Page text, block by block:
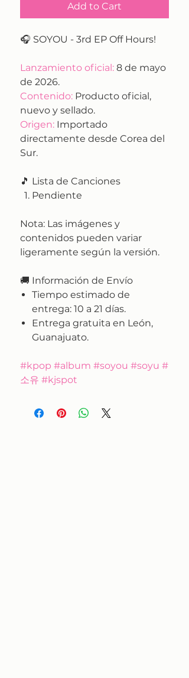
Add to Cart
🎧 SOYOU - 3rd EP Off Hours!
Lanzamiento oficial: 8 de mayo
de 2026.
Contenido: Producto oficial,
nuevo y sellado.
Origen: Importado
directamente desde Corea del
Sur.
🎵 Lista de Canciones
Pendiente
Nota: Las imágenes y
contenidos pueden variar
ligeramente según la versión.
🚚 Información de Envío
Tiempo estimado de
entrega: 10 a 21 días.
Entrega gratuita en León,
Guanajuato.
#kpop #album #soyou #soyu #
소유 #kjspot